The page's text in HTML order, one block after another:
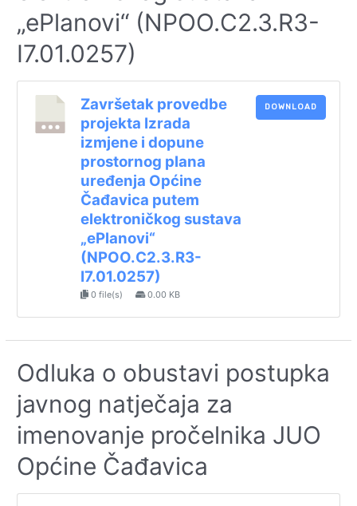
„ePlanovi“ (NPOO.C2.3.R3-
I7.01.0257)
Završetak provedbe
projekta Izrada
izmjene i dopune
prostornog plana
uređenja Općine
Čađavica putem
elektroničkog sustava
„ePlanovi“
(NPOO.C2.3.R3-
I7.01.0257)
0 file(s) 0.00 KB
DOWNLOAD
Odluka o obustavi postupka
javnog natječaja za
imenovanje pročelnika JUO
Općine Čađavica